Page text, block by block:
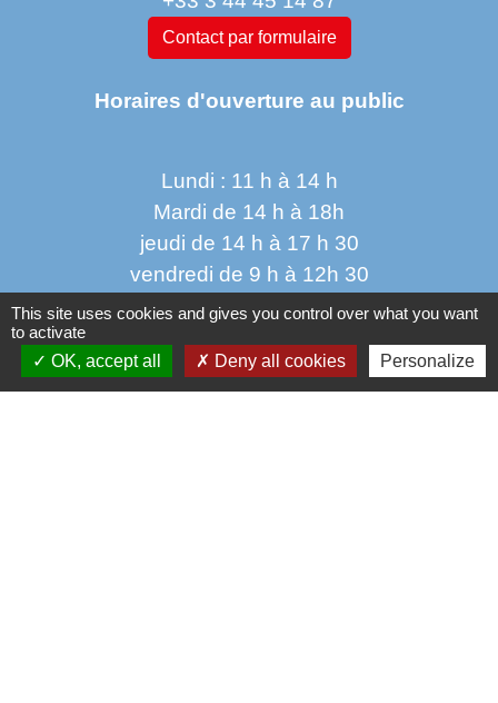
Contact par formulaire
Horaires d'ouverture au public
Lundi : 11 h à 14 h
Mardi de 14 h à 18h
jeudi de 14 h à 17 h 30
vendredi de 9 h à 12h 30
This site uses cookies and gives you control over what you want
to activate
OK, accept all
Deny all cookies Personalize